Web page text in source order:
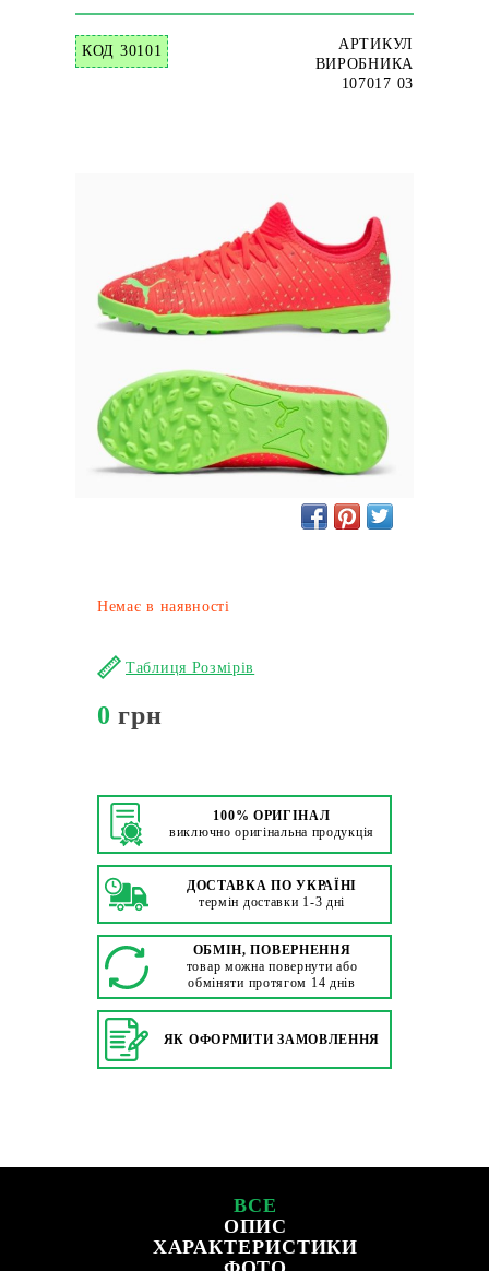
КОД 30101
АРТИКУЛ
ВИРОБНИКА
107017 03
Немає в наявності
Таблиця Розмірів
0 грн
100% ОРИГІНАЛ
виключно оригінальна продукція
ДОСТАВКА ПО УКРАЇНІ
термін доставки 1-3 дні
ОБМІН, ПОВЕРНЕННЯ
товар можна повернути або
обміняти протягом 14 днів
ЯК ОФОРМИТИ ЗАМОВЛЕННЯ
ВСЕ
ОПИС
ХАРАКТЕРИСТИКИ